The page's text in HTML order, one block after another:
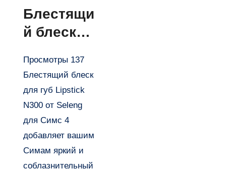
Блестящи
й блеск
Lipstick
N300 от
Seleng
для Симс
4
Просмотры 137
Блестящий блеск
для губ Lipstick
N300 от Seleng
для Симс 4
добавляет вашим
Симам яркий и
соблазнительный